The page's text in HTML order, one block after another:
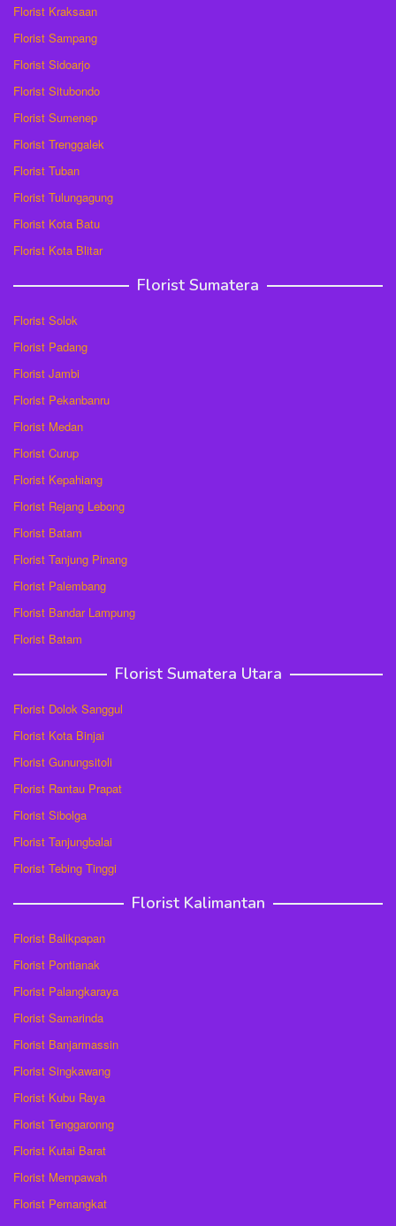
Florist Kraksaan
Florist Sampang
Florist Sidoarjo
Florist Situbondo
Florist Sumenep
Florist Trenggalek
Florist Tuban
Florist Tulungagung
Florist Kota Batu
Florist Kota Blitar
Florist Sumatera
Florist Solok
Florist Padang
Florist Jambi
Florist Pekanbanru
Florist Medan
Florist Curup
Florist Kepahiang
Florist Rejang Lebong
Florist Batam
Florist Tanjung Pinang
Florist Palembang
Florist Bandar Lampung
Florist Batam
Florist Sumatera Utara
Florist Dolok Sanggul
Florist Kota Binjai
Florist Gunungsitoli
Florist Rantau Prapat
Florist Sibolga
Florist Tanjungbalai
Florist Tebing Tinggi
Florist Kalimantan
Florist Balikpapan
Florist Pontianak
Florist Palangkaraya
Florist Samarinda
Florist Banjarmassin
Florist Singkawang
Florist Kubu Raya
Florist Tenggaronng
Florist Kutai Barat
Florist Mempawah
Florist Pemangkat